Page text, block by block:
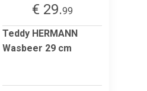
€ 29.99
Teddy HERMANN
Wasbeer 29 cm